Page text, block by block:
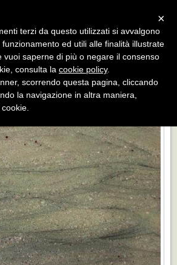
« »
×
terzi da questo utilizzati si avvalgono
ed utili alle finalità illustrate
vuoi saperne di più o negare il consenso
consulta la cookie policy.
scorrendo questa pagina, cliccando
la navigazione in altra maniera,